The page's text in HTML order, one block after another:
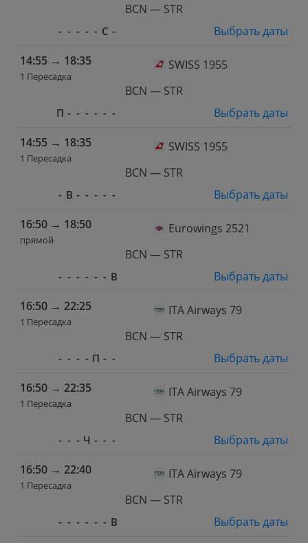
BCN — STR
- - - - - С -
Выбрать даты
14:55 → 18:35
1 Пересадка
SWISS 1955
BCN — STR
П - - - - - -
Выбрать даты
14:55 → 18:35
1 Пересадка
SWISS 1955
BCN — STR
- В - - - - -
Выбрать даты
16:50 → 18:50
прямой
Eurowings 2521
BCN — STR
- - - - - - В
Выбрать даты
16:50 → 22:25
1 Пересадка
ITA Airways 79
BCN — STR
- - - - П - -
Выбрать даты
16:50 → 22:35
1 Пересадка
ITA Airways 79
BCN — STR
- - - Ч - - -
Выбрать даты
16:50 → 22:40
1 Пересадка
ITA Airways 79
BCN — STR
- - - - - - В
Выбрать даты